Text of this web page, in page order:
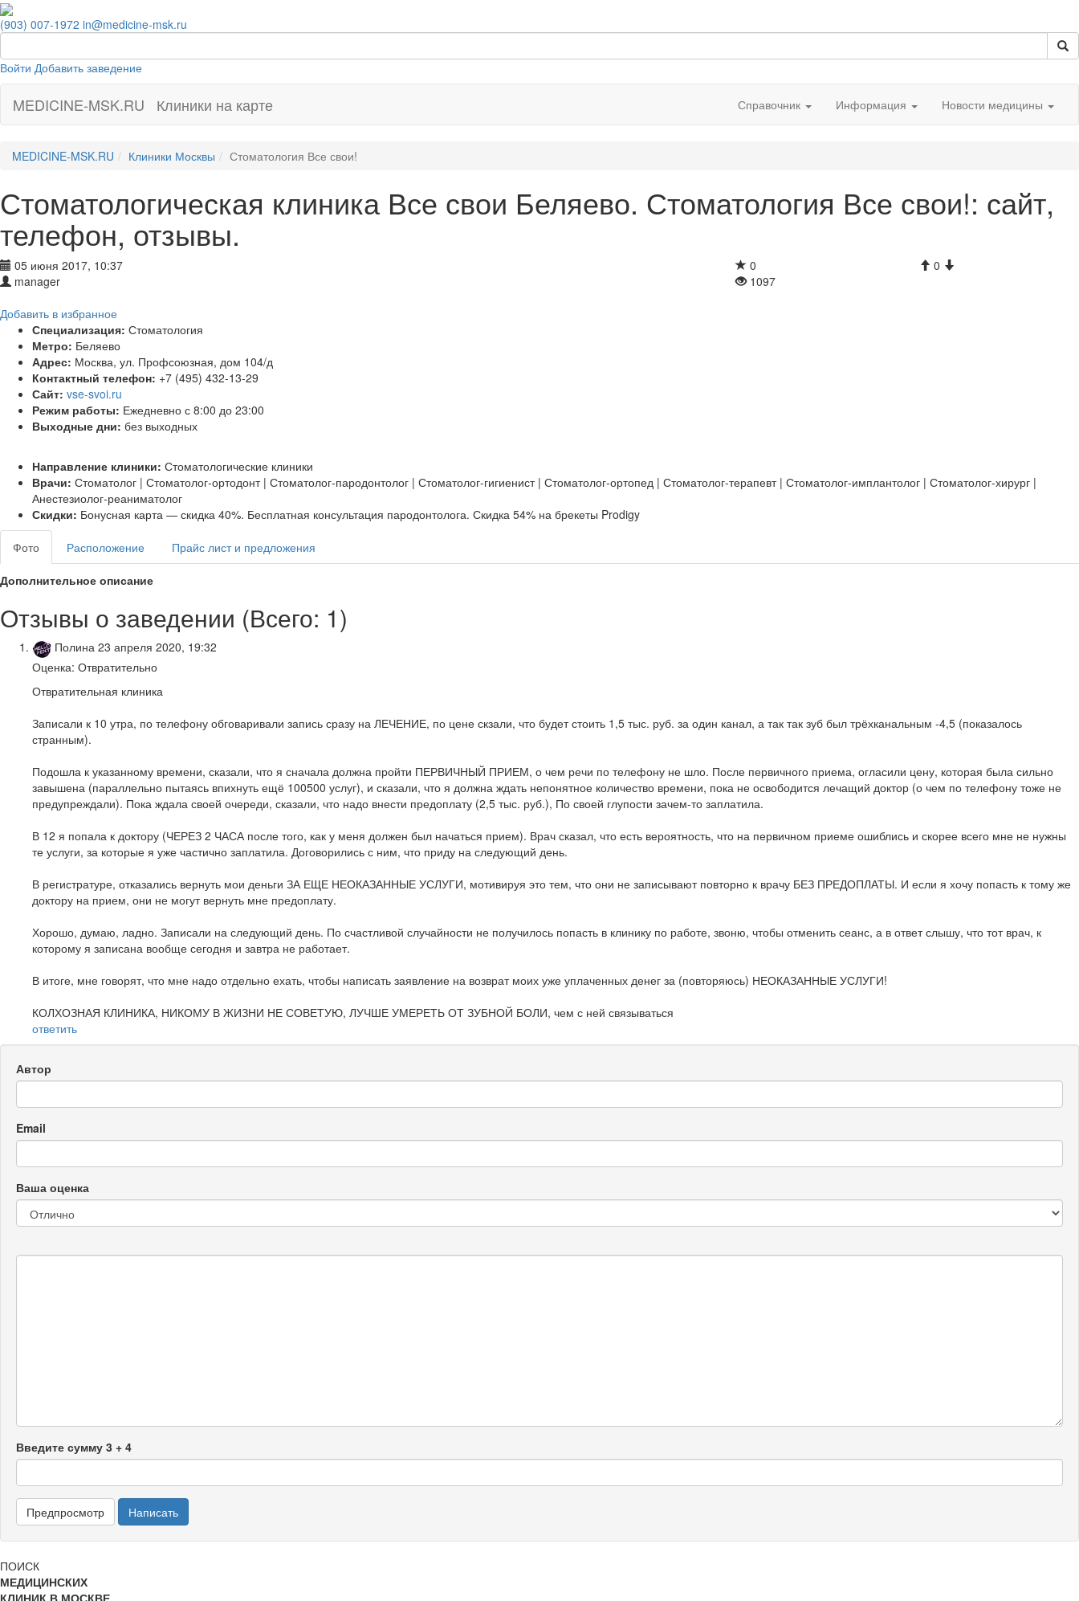
(903) 007-1972 in@medicine-msk.ru
Войти Добавить заведение
MEDICINE-MSK.RU Клиники на карте Справочник Информация Новости медицины
MEDICINE-MSK.RU Клиники Москвы Стоматология Все свои!
Стоматологическая клиника Все свои Беляево. Стоматология Все свои!: сайт,
телефон, отзывы.
05 июня 2017, 10:37
manager
0
1097
0
Добавить в избранное
Специализация: Стоматология
Метро: Беляево
Адрес: Москва, ул. Профсоюзная, дом 104/д
Контактный телефон: +7 (495) 432-13-29
Сайт: vse-svoi.ru
Режим работы: Ежедневно с 8:00 до 23:00
Выходные дни: без выходных
Направление клиники: Стоматологические клиники
Врачи: Стоматолог | Стоматолог-ортодонт | Стоматолог-пародонтолог | Стоматолог-гигиенист | Стоматолог-ортопед | Стоматолог-терапевт | Стоматолог-имплантолог | Стоматолог-хирург |
Анестезиолог-реаниматолог
Скидки: Бонусная карта — скидка 40%. Бесплатная консультация пародонтолога. Скидка 54% на брекеты Prodigy
Фото Расположение Прайс лист и предложения
Дополнительное описание
Отзывы о заведении (Всего: 1)
Полина 23 апреля 2020, 19:32
Оценка: Отвратительно
Отвратительная клиника
Записали к 10 утра, по телефону обговаривали запись сразу на ЛЕЧЕНИЕ, по цене скзали, что будет стоить 1,5 тыс. руб. за один канал, а так так зуб был трёхканальным -4,5 (показалось
странным).
Подошла к указанному времени, сказали, что я сначала должна пройти ПЕРВИЧНЫЙ ПРИЕМ, о чем речи по телефону не шло. После первичного приема, огласили цену, которая была сильно
завышена (параллельно пытаясь впихнуть ещё 100500 услуг), и сказали, что я должна ждать непонятное количество времени, пока не освободится лечащий доктор (о чем по телефону тоже не
предупреждали). Пока ждала своей очереди, сказали, что надо внести предоплату (2,5 тыс. руб.), По своей глупости зачем-то заплатила.
В 12 я попала к доктору (ЧЕРЕЗ 2 ЧАСА после того, как у меня должен был начаться прием). Врач сказал, что есть вероятность, что на первичном приеме ошиблись и скорее всего мне не нужны
те услуги, за которые я уже частично заплатила. Договорились с ним, что приду на следующий день.
В регистратуре, отказались вернуть мои деньги ЗА ЕЩЕ НЕОКАЗАННЫЕ УСЛУГИ, мотивируя это тем, что они не записывают повторно к врачу БЕЗ ПРЕДОПЛАТЫ. И если я хочу попасть к тому же
доктору на прием, они не могут вернуть мне предоплату.
Хорошо, думаю, ладно. Записали на следующий день. По счастливой случайности не получилось попасть в клинику по работе, звоню, чтобы отменить сеанс, а в ответ слышу, что тот врач, к
которому я записана вообще сегодня и завтра не работает.
В итоге, мне говорят, что мне надо отдельно ехать, чтобы написать заявление на возврат моих уже уплаченных денег за (повторяюсь) НЕОКАЗАННЫЕ УСЛУГИ!
КОЛХОЗНАЯ КЛИНИКА, НИКОМУ В ЖИЗНИ НЕ СОВЕТУЮ, ЛУЧШЕ УМЕРЕТЬ ОТ ЗУБНОЙ БОЛИ, чем с ней связываться
ответить
Автор
Email
Ваша оценка
Введите сумму 3 + 4
ПОИСК
МЕДИЦИНСКИХ
КЛИНИК В МОСКВЕ